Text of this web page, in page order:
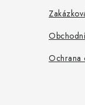
Ochrana